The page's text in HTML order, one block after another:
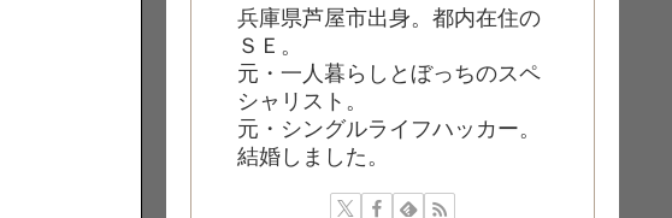
兵庫県芦屋市出身。都内在住の
ＳＥ。
元・一人暮らしとぼっちのスペ
シャリスト。
元・シングルライフハッカー。
結婚しました。